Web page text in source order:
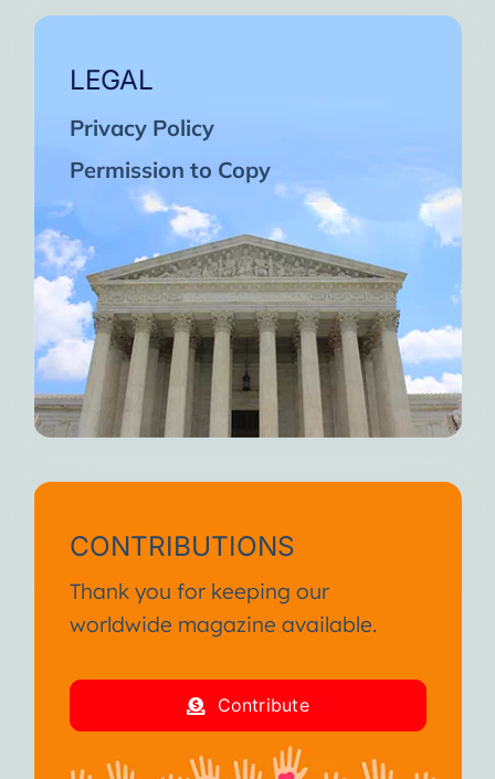
LEGAL
Privacy Policy
Permission to Copy
CONTRIBUTIONS
Thank you for keeping our
worldwide magazine available.
Contribute